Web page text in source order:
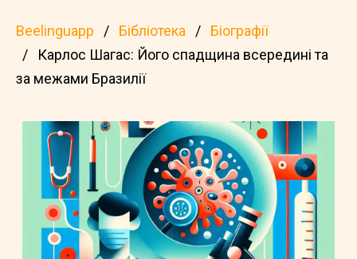
Beelinguapp Бібліотека
Біографії
Карлос Шагас: Його спадщина всередині та
за межами Бразилії